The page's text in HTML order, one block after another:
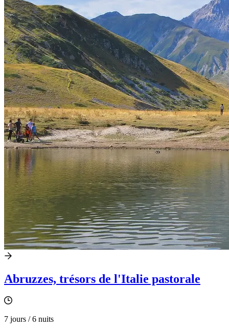
Abruzzes, trésors de l'Italie pastorale
7 jours / 6 nuits